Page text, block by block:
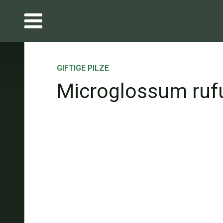
GIFTIGE PILZE
Microglossum